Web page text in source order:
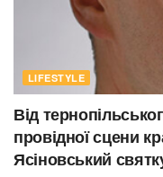
LIFESTYLE
Від
провідної сцени
Ясіновський